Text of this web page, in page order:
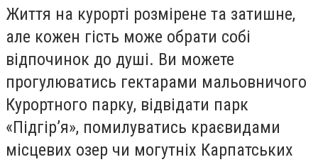
Життя на курорті розмірене та затишне,
але кожен гість може обрати собі
відпочинок до душі. Ви можете
прогулюватись гектарами мальовничого
Курортного парку, відвідати парк
«Підгір’я», помилуватись краєвидами
місцевих озер чи могутніх Карпатських